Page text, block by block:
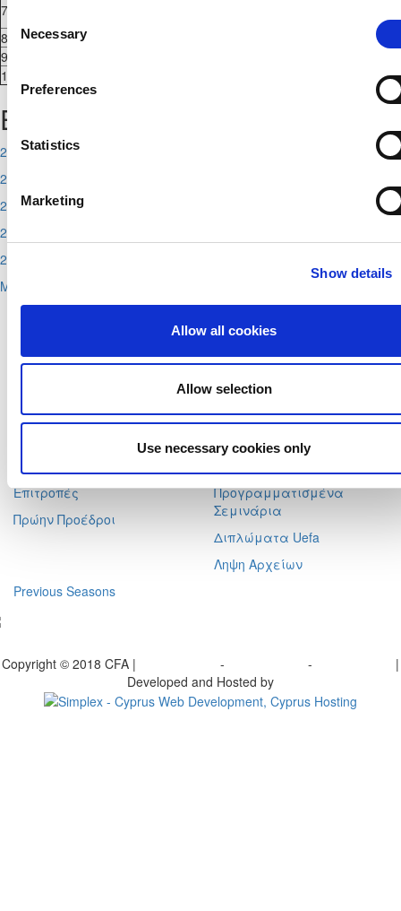
Selection
Necessary
Preferences
Statistics
Marketing
Show details
Allow all cookies
Allow selection
Use necessary cookies only
700
800
20.09.2018
Εμίλιο
900
1000
Σιάβι
Events
2026-08-11
2026-08-12
2026-08-13
2026-08-29
2026-08-30
More
Αχαιών 10 2413 - Έγκωμη Λευκωσία Κύπρος
+357 22352341 , +357 77771606
Fax :+357 22590544
Τ.Θ. 25071, 1306 - Λευκωσία Κύπρος
Email :info@cfa.com.cy
Επιτροπές
Πρώην Προέδροι
Σχολή Προπονητών
Προγραμματισμένα
Σεμινάρια
Διπλώματα Uefa
Ληψη Αρχείων
Previous Seasons
Copyright © 2018 CFA | - -
|
Developed and Hosted by